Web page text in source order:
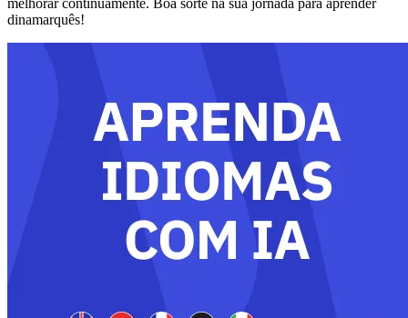
melhorar continuamente. Boa sorte na sua jornada para aprender
dinamarquês!